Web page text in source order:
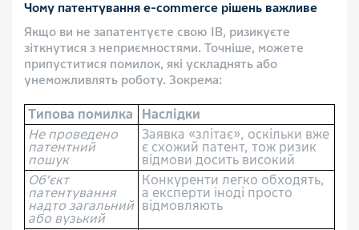
Чому патентування e-commerce рішень важливе
Якщо ви не запатентуєте свою ІВ, ризикуєте
зіткнутися з неприємностями. Точніше, можете
припуститися помилок, які ускладнять або
унеможливлять роботу. Зокрема:
Типова помилка
Наслідки
Не проведено
патентний
пошук
Заявка «злітає», оскільки вже
є схожий патент, тож ризик
відмови досить високий
Об’єкт
патентування
надто загальний
або вузький
Конкуренти легко обходять,
а експерти іноді просто
відмовляють